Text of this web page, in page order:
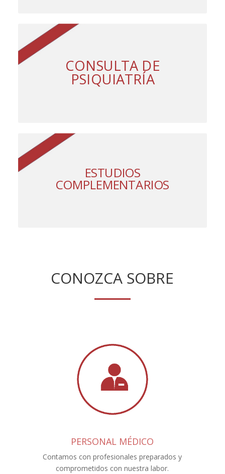
CONSULTA DE
PSIQUIATRÍA
ESTUDIOS
COMPLEMENTARIOS
CONOZCA SOBRE
PERSONAL MÉDICO
Contamos con profesionales preparados y
comprometidos con nuestra labor.